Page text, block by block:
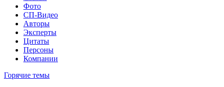
Фото
СП-Видео
Авторы
Эксперты
Цитаты
Персоны
Компании
Горячие темы